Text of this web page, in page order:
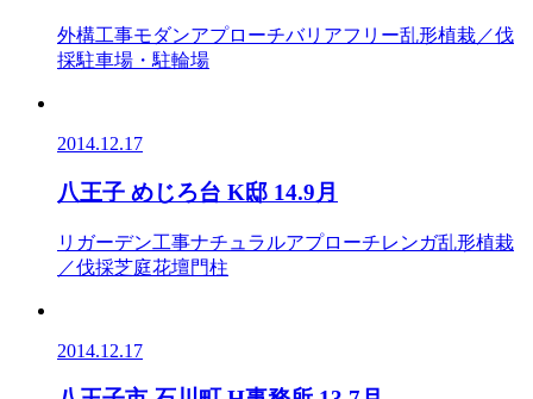
外構工事モダンアプローチバリアフリー乱形植栽／伐
採駐車場・駐輪場
2014.12.17
八王子 めじろ台 K邸 14.9月
リガーデン工事ナチュラルアプローチレンガ乱形植栽
／伐採芝庭花壇門柱
2014.12.17